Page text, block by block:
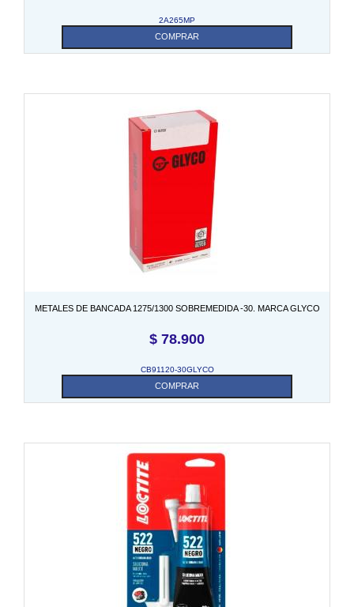
2A265MP
COMPRAR
METALES DE BANCADA 1275/1300 SOBREMEDIDA -30. MARCA GLYCO
$ 78.900
CB91120-30GLYCO
COMPRAR